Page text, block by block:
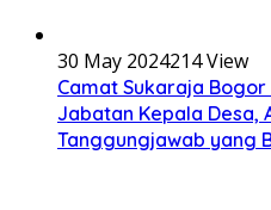
30 May 2024214 View
Camat Sukaraja
Jabatan Kepala Desa,
Tanggungjawab yang